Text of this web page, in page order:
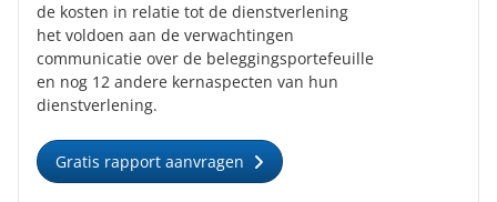
de kosten in relatie tot de dienstverlening
het voldoen aan de verwachtingen
communicatie over de beleggingsportefeuille
en nog 12 andere kernaspecten van hun
dienstverlening.
Gratis rapport aanvragen